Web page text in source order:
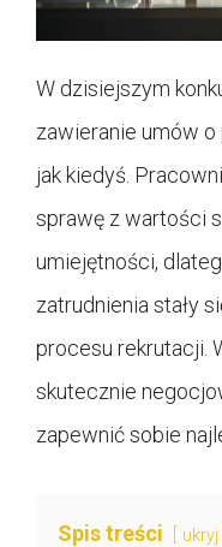
W dzisiejszym
zawieranie umów
jak kiedyś.
sprawę z wartości
umiejętności,
zatrudnienia stały
procesu rekrutacji.
skutecznie
zapewnić sobie
Spis treści ukryj